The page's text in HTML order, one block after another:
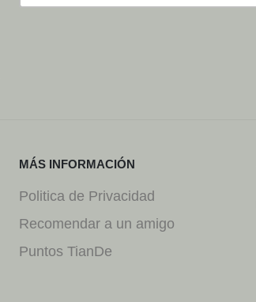
MÁS INFORMACIÓN
Politica de Privacidad
Recomendar a un amigo
Puntos TianDe